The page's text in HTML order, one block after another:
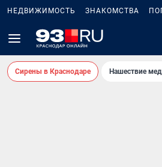
НЕДВИЖИМОСТЬ ЗНАКОМСТВА
Сирены в Краснодаре Нашествие